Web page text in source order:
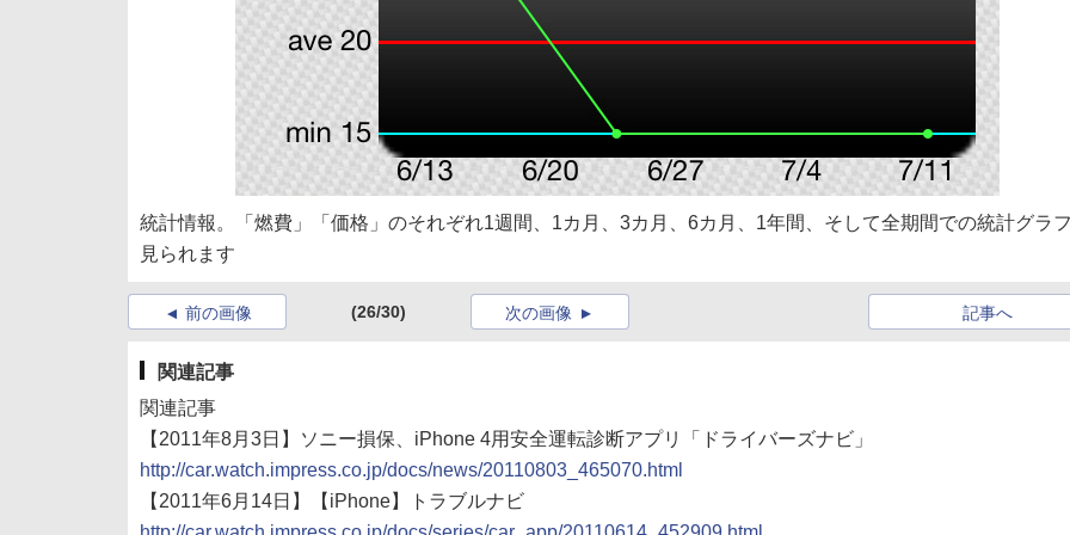
統計情報。「燃費」「価格」のそれぞれ1週間、1カ月、3カ月、6カ月、1年間、そして全期間での統計グラ
見られます
前の画像 (26/30) 記事へ
次の画像
関連記事
関連記事
【2011年8月3日】ソニー損保、iPhone 4用安全運転診断アプリ「ドライバーズナビ」
http://car.watch.impress.co.jp/docs/news/20110803_465070.html
【2011年6月14日】【iPhone】トラブルナビ